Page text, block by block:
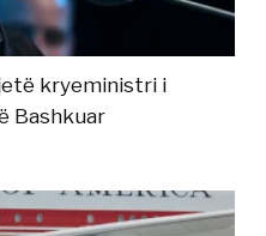
kryeministri i
Bashkuar